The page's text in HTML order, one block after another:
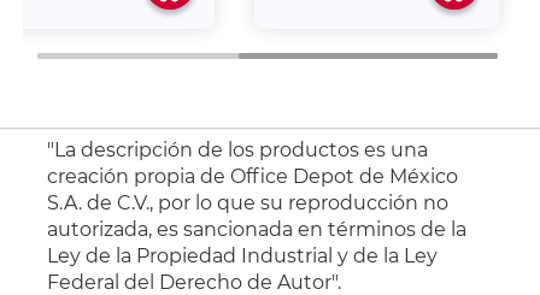
"La descripción de los productos es una
creación propia de Office Depot de México
S.A. de C.V., por lo que su reproducción no
autorizada, es sancionada en términos de la
Ley de la Propiedad Industrial y de la Ley
Federal del Derecho de Autor".